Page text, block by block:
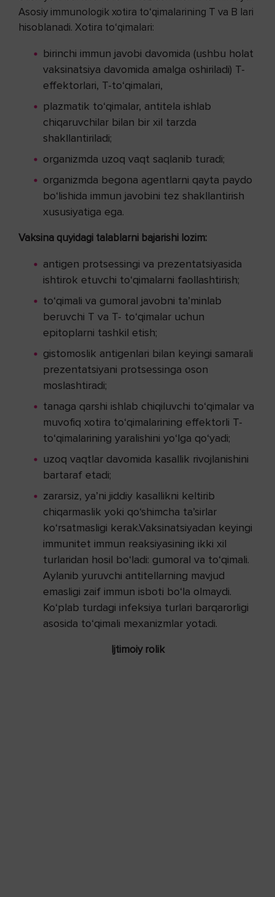
Asosiy immunologik xotira to‘qimalarining T va B lari
hisoblanadi. Xotira to‘qimalari:
birinchi immun javobi davomida (ushbu holat
vaksinatsiya davomida amalga oshiriladi) T-
effektorlari, T-to‘qimalari,
plazmatik to‘qimalar, antitela ishlab
chiqaruvchilar bilan bir xil tarzda
shakllantiriladi;
organizmda uzoq vaqt saqlanib turadi;
organizmda begona agentlarni qayta paydo
bo‘lishida immun javobini tez shakllantirish
xususiyatiga ega.
Vaksina quyidagi talablarni bajarishi lozim:
antigen protsessingi va prezentatsiyasida
ishtirok etuvchi to‘qimalarni faollashtirish;
to‘qimali va gumoral javobni ta’minlab
beruvchi T va T- to‘qimalar uchun
epitoplarni tashkil etish;
gistomoslik antigenlari bilan keyingi samarali
prezentatsiyani protsessinga oson
moslashtiradi;
tanaga qarshi ishlab chiqiluvchi to‘qimalar va
muvofiq xotira to‘qimalarining effektorli T-
to‘qimalarining yaralishini yo‘lga qo‘yadi;
uzoq vaqtlar davomida kasallik rivojlanishini
bartaraf etadi;
zararsiz, ya’ni jiddiy kasallikni keltirib
chiqarmaslik yoki qo‘shimcha ta’sirlar
ko‘rsatmasligi kerak.Vaksinatsiyadan keyingi
immunitet immun reaksiyasining ikki xil
turlaridan hosil bo‘ladi: gumoral va to‘qimali.
Aylanib yuruvchi antitellarning mavjud
emasligi zaif immun isboti bo‘la olmaydi.
Ko‘plab turdagi infeksiya turlari barqarorligi
asosida to‘qimali mexanizmlar yotadi.
Ijtimoiy rolik